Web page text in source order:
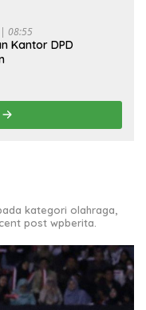
08:55
Kantor DPD
kategori olahraga,
post wpberita.